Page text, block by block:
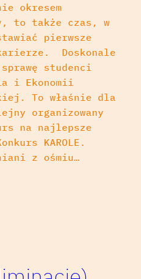
okresem
to także czas, w
pierwsze
Doskonale
studenci
i Ekonomii
To właśnie dla
organizowany
na najlepsze
KAROLE.
z ośmiu…